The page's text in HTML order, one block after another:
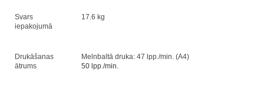
Svars
iepakojumā
17.6 kg
Drukāšanas
ātrums
Melnbaltā druka: 47 lpp./min. (A4)
50 lpp./min.